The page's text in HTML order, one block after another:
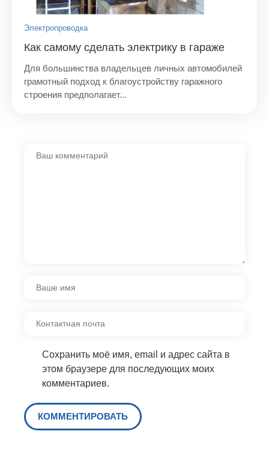
Электропроводка
Как самому сделать электрику в гараже
Для большинства владельцев личных автомобилей
грамотный подход к благоустройству гаражного
строения предполагает...
Сохранить моё имя, email и адрес сайта в
этом браузере для последующих моих
комментариев.